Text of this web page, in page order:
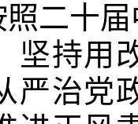
照二十
坚持用
严治党